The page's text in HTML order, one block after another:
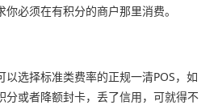
必须在有积分的商户那里消费。
以选择标准类费率的正规一清POS，如
分或者降额封卡，丢了信用，可就得不